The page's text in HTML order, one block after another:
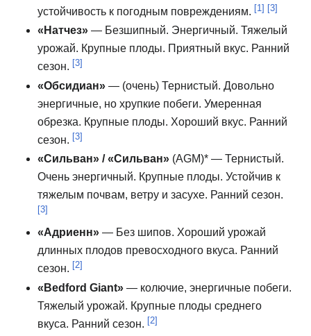
устойчивость к погодным повреждениям. [1] [3]
«Натчез» — Безшипный. Энергичный. Тяжелый
урожай. Крупные плоды. Приятный вкус. Ранний
сезон. [3]
«Обсидиан» — (очень) Тернистый. Довольно
энергичные, но хрупкие побеги. Умеренная
обрезка. Крупные плоды. Хороший вкус. Ранний
сезон. [3]
«Сильван» / «Сильван» (AGM)* — Тернистый.
Очень энергичный. Крупные плоды. Устойчив к
тяжелым почвам, ветру и засухе. Ранний сезон.
[3]
«Адриенн» — Без шипов. Хороший урожай
длинных плодов превосходного вкуса. Ранний
сезон. [2]
«Bedford Giant» — колючие, энергичные побеги.
Тяжелый урожай. Крупные плоды среднего
вкуса. Ранний сезон. [2]